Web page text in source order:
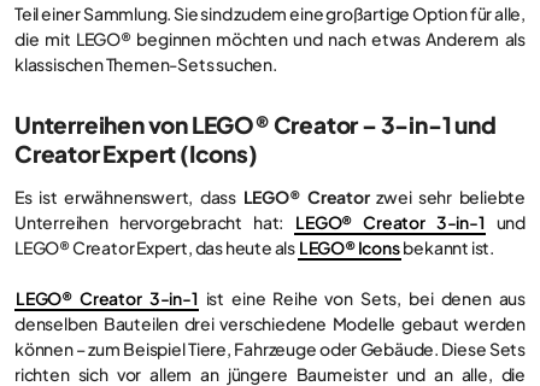
Teil einer Sammlung. Sie sind zudem eine großartige Option für alle,
die mit LEGO® beginnen möchten und nach etwas Anderem als
klassischen Themen-Sets suchen.
Unterreihen von LEGO® Creator – 3-in-1 und
Creator Expert (Icons)
Es ist erwähnenswert, dass LEGO® Creatorzwei sehr beliebte
Unterreihen hervorgebracht hat: LEGO® Creator 3-in-1 und
LEGO® Creator Expert, das heute als LEGO® Iconsbekannt ist.
LEGO® Creator 3-in-1 ist eine Reihe von Sets, bei denen aus
denselben Bauteilen drei verschiedene Modelle gebaut werden
können – zum Beispiel Tiere, Fahrzeuge oder Gebäude. Diese Sets
richten sich vor allem an jüngere Baumeister und an alle, die